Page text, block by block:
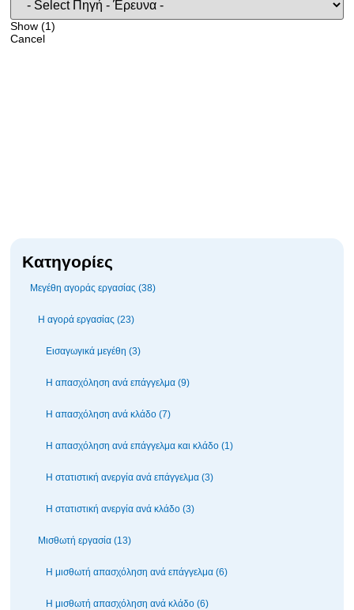
Κατηγορίες
Μεγέθη αγοράς εργασίας (38)
Η αγορά εργασίας (23)
Εισαγωγικά μεγέθη (3)
Η απασχόληση ανά επάγγελμα (9)
Η απασχόληση ανά κλάδο (7)
Η απασχόληση ανά επάγγελμα και κλάδο (1)
Η στατιστική ανεργία ανά επάγγελμα (3)
Η στατιστική ανεργία ανά κλάδο (3)
Μισθωτή εργασία (13)
Η μισθωτή απασχόληση ανά επάγγελμα (6)
Η μισθωτή απασχόληση ανά κλάδο (6)
Show(1)
Cancel